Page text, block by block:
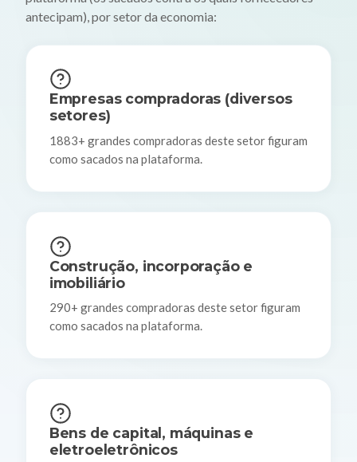
antecipam), por setor da economia:
Empresas compradoras (diversos
setores)
1883+ grandes compradoras deste setor figuram
como sacados na plataforma.
Construção, incorporação e
imobiliário
290+ grandes compradoras deste setor figuram
como sacados na plataforma.
Bens de capital, máquinas e
eletroeletrônicos